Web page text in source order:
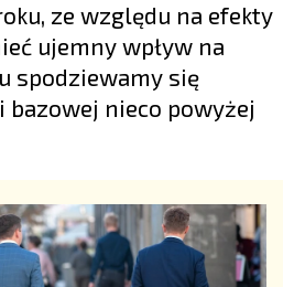
ze względu na efekty
ujemny wpływ na
spodziewamy się
nieco powyżej